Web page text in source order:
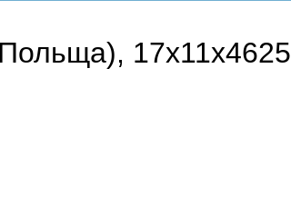
17х11х4625